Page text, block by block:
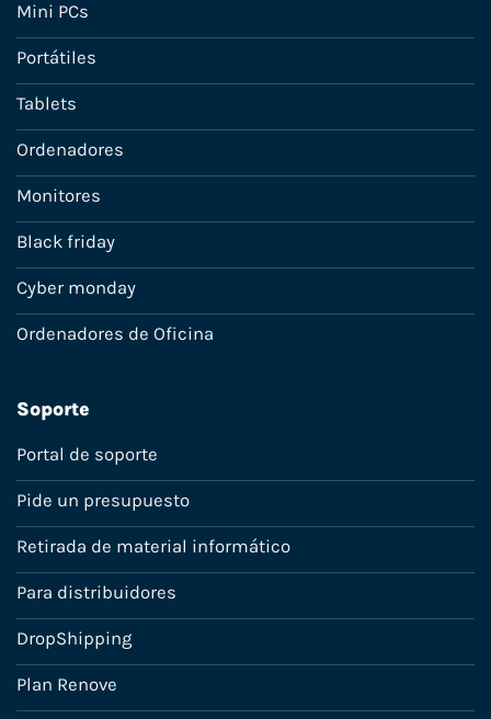
Mini PCs
Portátiles
Tablets
Ordenadores
Monitores
Black friday
Cyber monday
Ordenadores de Oficina
Soporte
Portal de soporte
Pide un presupuesto
Retirada de material informático
Para distribuidores
DropShipping
Plan Renove